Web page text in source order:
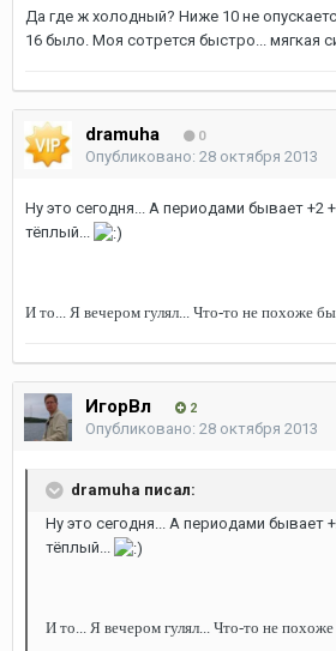
Да где ж холодный? Ниже 10 не
16 было. Моя сотрется быстро... мягкая
dramuha 0
Опубликовано: 28 октября 2013
Ну это сегодня... А периодами бывает +2
тёплый...
И то... Я вечером гулял... Что-то не похоже
ИгорВл 2
Опубликовано: 28 октября 2013
dramuha писал:
Ну это сегодня... А периодами бывает
тёплый...
И то... Я вечером гулял... Что-то не похоже